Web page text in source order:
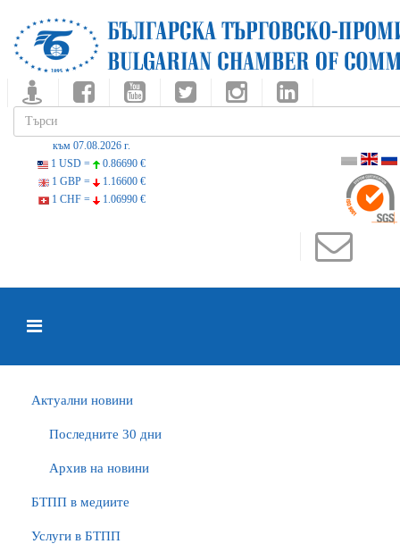
към 07.08.2026 г.
1 USD =
0.86690 €
1 GBP =
1.16600 €
1 CHF =
1.06990 €
Актуални новини
Последните 30 дни
Архив на новини
БTПП в медиите
Услуги в БТПП